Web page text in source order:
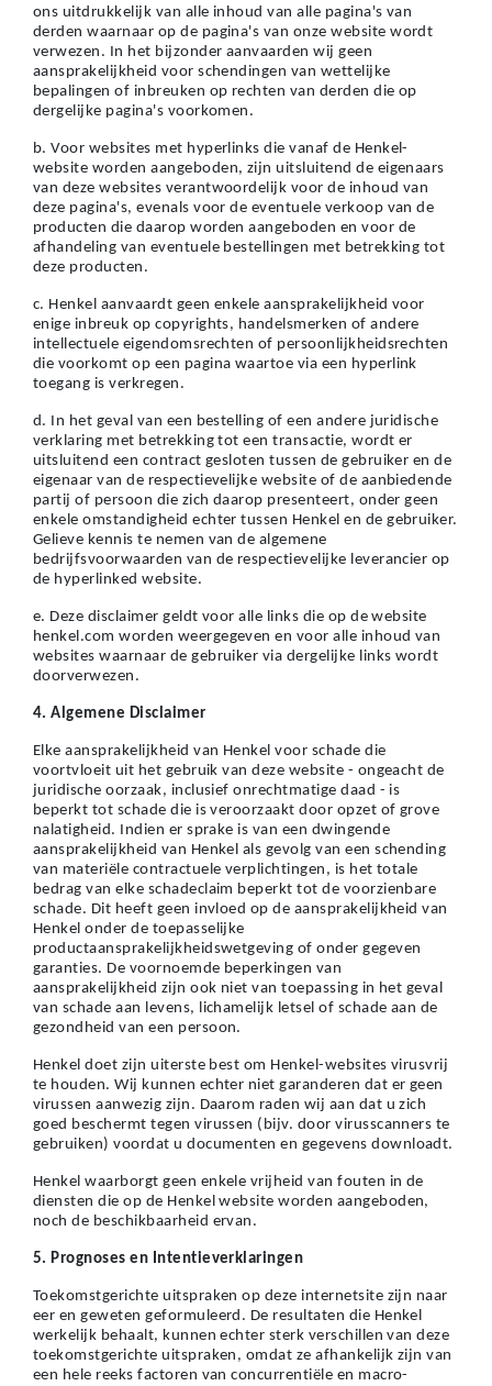
ons uitdrukkelijk van alle inhoud van alle pagina's van
derden waarnaar op de pagina's van onze website wordt
verwezen. In het bijzonder aanvaarden wij geen
aansprakelijkheid voor schendingen van wettelijke
bepalingen of inbreuken op rechten van derden die op
dergelijke pagina's voorkomen.
b. Voor websites met hyperlinks die vanaf de Henkel-
website worden aangeboden, zijn uitsluitend de eigenaars
van deze websites verantwoordelijk voor de inhoud van
deze pagina's, evenals voor de eventuele verkoop van de
producten die daarop worden aangeboden en voor de
afhandeling van eventuele bestellingen met betrekking tot
deze producten.
c. Henkel aanvaardt geen enkele aansprakelijkheid voor
enige inbreuk op copyrights, handelsmerken of andere
intellectuele eigendomsrechten of persoonlijkheidsrechten
die voorkomt op een pagina waartoe via een hyperlink
toegang is verkregen.
d. In het geval van een bestelling of een andere juridische
verklaring met betrekking tot een transactie, wordt er
uitsluitend een contract gesloten tussen de gebruiker en de
eigenaar van de respectievelijke website of de aanbiedende
partij of persoon die zich daarop presenteert, onder geen
enkele omstandigheid echter tussen Henkel en de gebruiker.
Gelieve kennis te nemen van de algemene
bedrijfsvoorwaarden van de respectievelijke leverancier op
de hyperlinked website.
e. Deze disclaimer geldt voor alle links die op de website
henkel.com worden weergegeven en voor alle inhoud van
websites waarnaar de gebruiker via dergelijke links wordt
doorverwezen.
4. Algemene Disclaimer
Elke aansprakelijkheid van Henkel voor schade die
voortvloeit uit het gebruik van deze website - ongeacht de
juridische oorzaak, inclusief onrechtmatige daad - is
beperkt tot schade die is veroorzaakt door opzet of grove
nalatigheid. Indien er sprake is van een dwingende
aansprakelijkheid van Henkel als gevolg van een schending
van materiële contractuele verplichtingen, is het totale
bedrag van elke schadeclaim beperkt tot de voorzienbare
schade. Dit heeft geen invloed op de aansprakelijkheid van
Henkel onder de toepasselijke
productaansprakelijkheidswetgeving of onder gegeven
garanties. De voornoemde beperkingen van
aansprakelijkheid zijn ook niet van toepassing in het geval
van schade aan levens, lichamelijk letsel of schade aan de
gezondheid van een persoon.
Henkel doet zijn uiterste best om Henkel-websites virusvrij
te houden. Wij kunnen echter niet garanderen dat er geen
virussen aanwezig zijn. Daarom raden wij aan dat u zich
goed beschermt tegen virussen (bijv. door virusscanners te
gebruiken) voordat u documenten en gegevens downloadt.
Henkel waarborgt geen enkele vrijheid van fouten in de
diensten die op de Henkel website worden aangeboden,
noch de beschikbaarheid ervan.
5. Prognoses en Intentieverklaringen
Toekomstgerichte uitspraken op deze internetsite zijn naar
eer en geweten geformuleerd. De resultaten die Henkel
werkelijk behaalt, kunnen echter sterk verschillen van deze
toekomstgerichte uitspraken, omdat ze afhankelijk zijn van
een hele reeks factoren van concurrentiële en macro-
U vindt meer informatie over de verwerking van uw gegevens in onze
Verklaring Gegevensbescherming waarnaar u een link vindt in de voettekst
(sectie "Cookies, Pixel, Vingerafdrukken en vergelijkbare technologieën"). U
kunt uw toestemming te allen tijde met werking voor de toekomst intrekken
door cookies op onze website uit te schakelen onder "Cookie-instellingen" (link
in voettekst). Voor meer informatie over de cookies die op deze website worden
gebruikt, met name over hun bewaarperiode, kunt u de gedetailleerde
informatie over elke cookie raadplegen door hieronder op "aanpassen" te
klikken.
Als u op "Cookie-instellingen" klikt, kunt u meer informatie vinden over de
verwerking van uw gegevens / het gebruik van cookies en deze toestaan voor
een of meer van de hierboven genoemde doeleinden. Door op "Alles
aanvaarden" te klikken, gaat u akkoord met het gebruik van cookies en met
de verwerking van uw persoonsgegevens voor alle hierboven vermelde
technisch noodzakelijk zijn om u deze website aan te kunnen bieden..